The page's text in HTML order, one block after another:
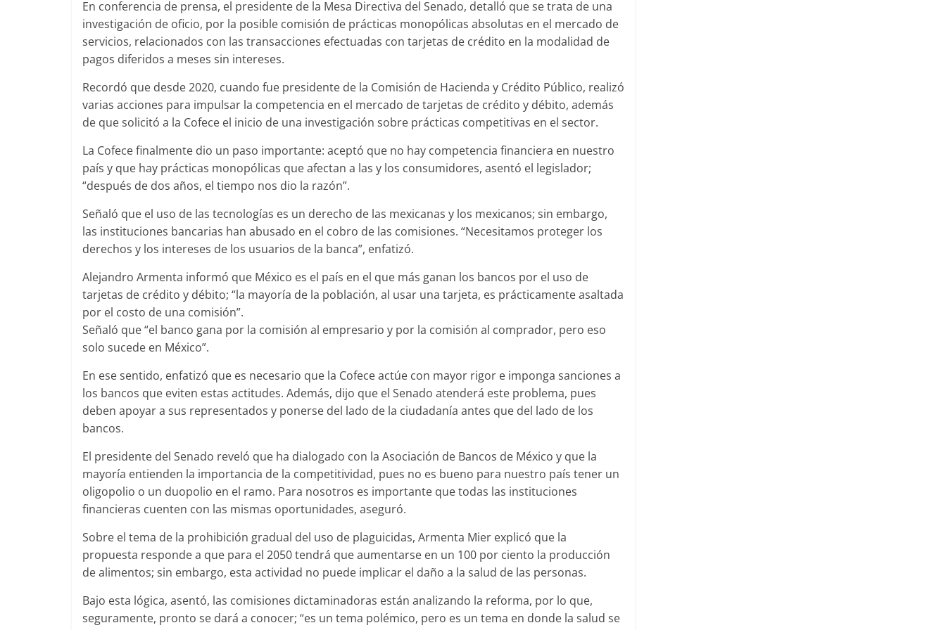
En conferencia de prensa, el presidente de la Mesa Directiva del Senado, detalló que se trata de una
investigación de oficio, por la posible comisión de prácticas monopólicas absolutas en el mercado de
servicios, relacionados con las transacciones efectuadas con tarjetas de crédito en la modalidad de
pagos diferidos a meses sin intereses.
Recordó que desde 2020, cuando fue presidente de la Comisión de Hacienda y Crédito Público, realizó
varias acciones para impulsar la competencia en el mercado de tarjetas de crédito y débito, además
de que solicitó a la Cofece el inicio de una investigación sobre prácticas competitivas en el sector.
La Cofece finalmente dio un paso importante: aceptó que no hay competencia financiera en nuestro
país y que hay prácticas monopólicas que afectan a las y los consumidores, asentó el legislador;
“después de dos años, el tiempo nos dio la razón”.
Señaló que el uso de las tecnologías es un derecho de las mexicanas y los mexicanos; sin embargo,
las instituciones bancarias han abusado en el cobro de las comisiones. “Necesitamos proteger los
derechos y los intereses de los usuarios de la banca”, enfatizó.
Alejandro Armenta informó que México es el país en el que más ganan los bancos por el uso de
tarjetas de crédito y débito; “la mayoría de la población, al usar una tarjeta, es prácticamente asaltada
por el costo de una comisión”.
Señaló que “el banco gana por la comisión al empresario y por la comisión al comprador, pero eso
solo sucede en México”.
En ese sentido, enfatizó que es necesario que la Cofece actúe con mayor rigor e imponga sanciones a
los bancos que eviten estas actitudes. Además, dijo que el Senado atenderá este problema, pues
deben apoyar a sus representados y ponerse del lado de la ciudadanía antes que del lado de los
bancos.
El presidente del Senado reveló que ha dialogado con la Asociación de Bancos de México y que la
mayoría entienden la importancia de la competitividad, pues no es bueno para nuestro país tener un
oligopolio o un duopolio en el ramo. Para nosotros es importante que todas las instituciones
financieras cuenten con las mismas oportunidades, aseguró.
Sobre el tema de la prohibición gradual del uso de plaguicidas, Armenta Mier explicó que la
propuesta responde a que para el 2050 tendrá que aumentarse en un 100 por ciento la producción
de alimentos; sin embargo, esta actividad no puede implicar el daño a la salud de las personas.
Bajo esta lógica, asentó, las comisiones dictaminadoras están analizando la reforma, por lo que,
seguramente, pronto se dará a conocer; “es un tema polémico, pero es un tema en donde la salud se